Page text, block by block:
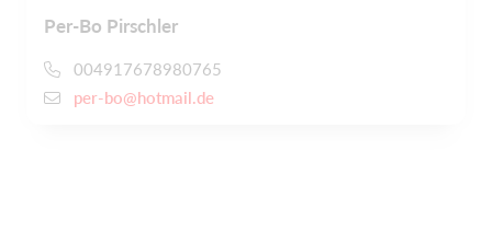
Per-Bo Pirschler
004917678980765
per-bo@hotmail.de